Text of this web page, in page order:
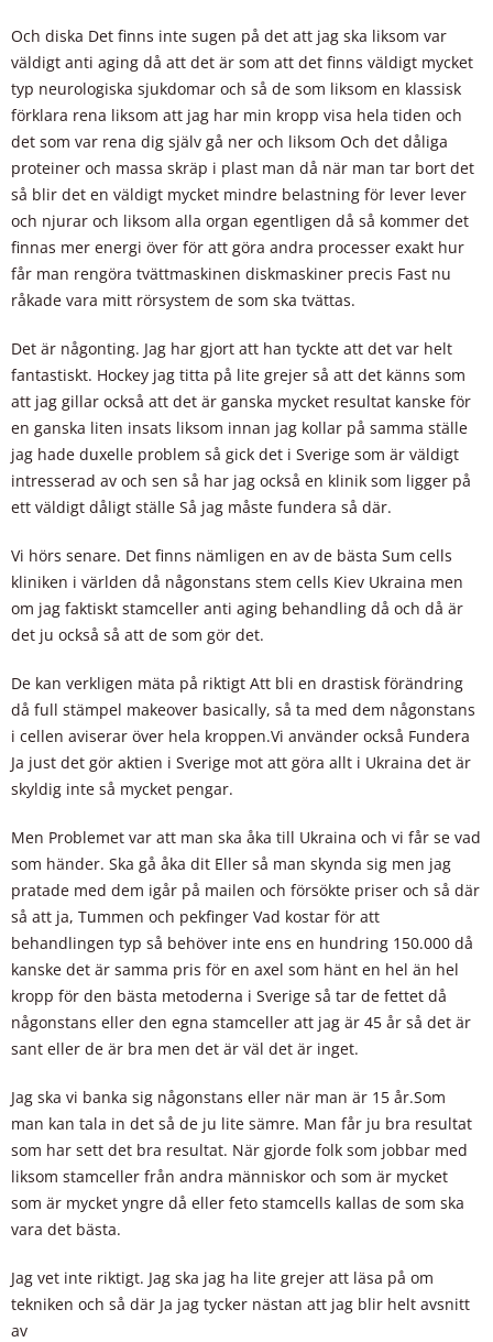
Och diska Det finns inte sugen på det att jag ska liksom var
väldigt anti aging då att det är som att det finns väldigt mycket
typ neurologiska sjukdomar och så de som liksom en klassisk
förklara rena liksom att jag har min kropp visa hela tiden och
det som var rena dig själv gå ner och liksom Och det dåliga
proteiner och massa skräp i plast man då när man tar bort det
så blir det en väldigt mycket mindre belastning för lever lever
och njurar och liksom alla organ egentligen då så kommer det
finnas mer energi över för att göra andra processer exakt hur
får man rengöra tvättmaskinen diskmaskiner precis Fast nu
råkade vara mitt rörsystem de som ska tvättas.
Det är någonting. Jag har gjort att han tyckte att det var helt
fantastiskt. Hockey jag titta på lite grejer så att det känns som
att jag gillar också att det är ganska mycket resultat kanske för
en ganska liten insats liksom innan jag kollar på samma ställe
jag hade duxelle problem så gick det i Sverige som är väldigt
intresserad av och sen så har jag också en klinik som ligger på
ett väldigt dåligt ställe Så jag måste fundera så där.
Vi hörs senare. Det finns nämligen en av de bästa Sum cells
kliniken i världen då någonstans stem cells Kiev Ukraina men
om jag faktiskt stamceller anti aging behandling då och då är
det ju också så att de som gör det.
De kan verkligen mäta på riktigt Att bli en drastisk förändring
då full stämpel makeover basically, så ta med dem någonstans
i cellen aviserar över hela kroppen.Vi använder också Fundera
Ja just det gör aktien i Sverige mot att göra allt i Ukraina det är
skyldig inte så mycket pengar.
Men Problemet var att man ska åka till Ukraina och vi får se vad
som händer. Ska gå åka dit Eller så man skynda sig men jag
pratade med dem igår på mailen och försökte priser och så där
så att ja, Tummen och pekfinger Vad kostar för att
behandlingen typ så behöver inte ens en hundring 150.000 då
kanske det är samma pris för en axel som hänt en hel än hel
kropp för den bästa metoderna i Sverige så tar de fettet då
någonstans eller den egna stamceller att jag är 45 år så det är
sant eller de är bra men det är väl det är inget.
Jag ska vi banka sig någonstans eller när man är 15 år.Som
man kan tala in det så de ju lite sämre. Man får ju bra resultat
som har sett det bra resultat. När gjorde folk som jobbar med
liksom stamceller från andra människor och som är mycket
som är mycket yngre då eller feto stamcells kallas de som ska
vara det bästa.
Jag vet inte riktigt. Jag ska jag ha lite grejer att läsa på om
tekniken och så där Ja jag tycker nästan att jag blir helt avsnitt
av